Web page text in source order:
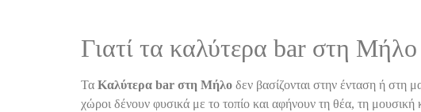
Γιατί τα καλύτερα bar στη Μήλο
Τα Καλύτερα bar στη Μήλο δεν βασίζονται στην ένταση ή στη
χώροι δένουν φυσικά με το τοπίο και αφήνουν τη θέα, τη